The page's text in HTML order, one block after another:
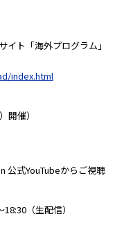
イト「海外プログラム」
index.html
開催）
公式YouTubeからご視聴
（生配信）